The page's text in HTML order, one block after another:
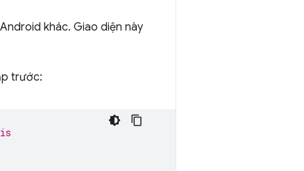
khác. Giao diện này
trước: